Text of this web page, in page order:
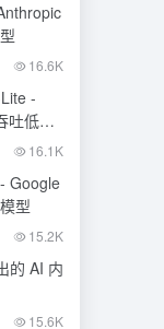
16.6K
-
吐低成
16.1K
Google
型
15.2K
的 AI 内
15.6K